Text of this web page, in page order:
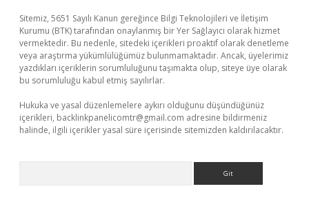
Sitemiz, 5651 Sayılı Kanun gereğince Bilgi Teknolojileri ve İletişim
Kurumu (BTK) tarafından onaylanmış bir Yer Sağlayıcı olarak hizmet
vermektedir. Bu nedenle, sitedeki içerikleri proaktif olarak denetleme
veya araştırma yükümlülüğümüz bulunmamaktadır. Ancak, üyelerimiz
yazdıkları içeriklerin sorumluluğunu taşımakta olup, siteye üye olarak
bu sorumluluğu kabul etmiş sayılırlar.
Hukuka ve yasal düzenlemelere aykırı olduğunu düşündüğünüz
içerikleri, backlinkpanelicomtr@gmail.com adresine bildirmeniz
halinde, ilgili içerikler yasal süre içerisinde sitemizden kaldırılacaktır.